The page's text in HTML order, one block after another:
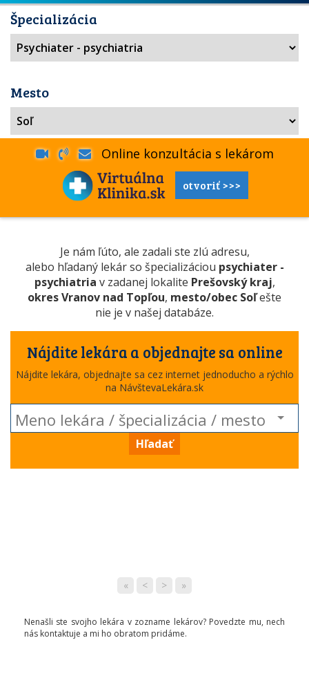
Špecializácia
Mesto
Online konzultácia s lekárom
otvoriť >>>
Je nám ľúto, ale zadali ste zlú adresu,
alebo hľadaný lekár so špecializáciou psychiater -
psychiatria v zadanej lokalite Prešovský kraj,
okres Vranov nad Topľou, mesto/obec Soľešte
nie je v našej databáze.
Nájdite lekára a objednajte sa online
Nájdite lekára, objednajte sa cez internet jednoducho a rýchlo
na NávštevaLekára.sk
Hľadať
« < > »
Nenašli ste svojho lekára v zozname lekárov? Povedzte mu, nech
nás kontaktuje a mi ho obratom pridáme.